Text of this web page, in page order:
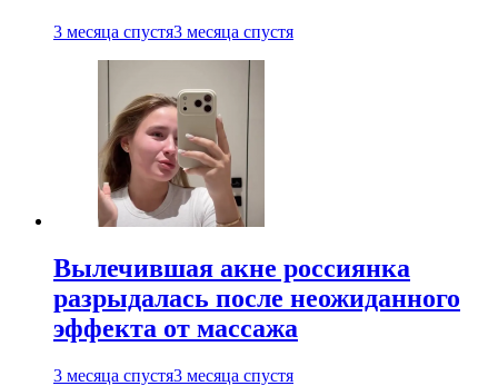
3 месяца спустя3 месяца спустя
Вылечившая акне россиянка
разрыдалась после неожиданного
эффекта от массажа
3 месяца спустя3 месяца спустя